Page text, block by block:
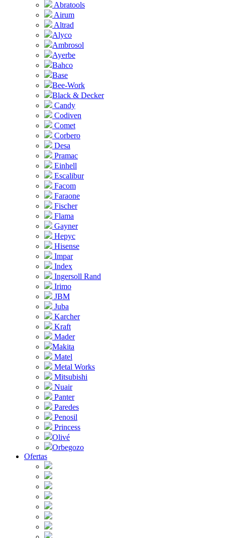
Abratools
Airum
Altrad
Alyco
Ambrosol
Ayerbe
Bahco
Base
Bee-Work
Black & Decker
Candy
Codiven
Comet
Corbero
Desa
Pramac
Einhell
Escalibur
Facom
Faraone
Fischer
Flama
Gayner
Hepyc
Hisense
Impar
Index
Ingersoll Rand
Irimo
JBM
Juba
Karcher
Kraft
Mader
Makita
Matel
Metal Works
Mitsubishi
Nuair
Panter
Paredes
Penosil
Princess
Olivé
Orbegozo
Ofertas